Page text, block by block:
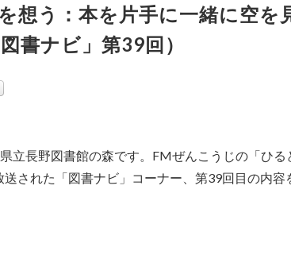
想う：本を片手に一緒に空を
書ナビ」第39回）
立長野図書館の森です。FMぜんこうじの「ひる
された「図書ナビ」コーナー、第39回目の内容